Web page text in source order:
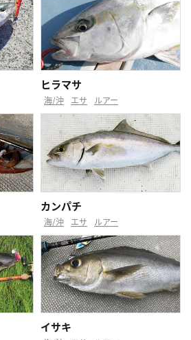
ヒラマサ
海/沖 エサ ルアー
カンパチ
海/沖 エサ ルアー
イサキ